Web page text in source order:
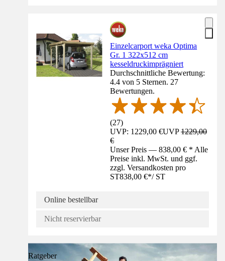
Einzelcarport weka Optima
Gr. 1 322x512 cm
kesseldruckimprägniert
Durchschnittliche Bewertung:
4.4 von 5 Sternen. 27
Bewertungen.
(27)
UVP: 1229,00 €UVP1229,00
€
Unser Preis — 838,00 € * Alle
Preise inkl. MwSt. und ggf.
zzgl. Versandkosten pro
ST838,00 €*/ ST
Online bestellbar
Nicht reservierbar
Ratgeber